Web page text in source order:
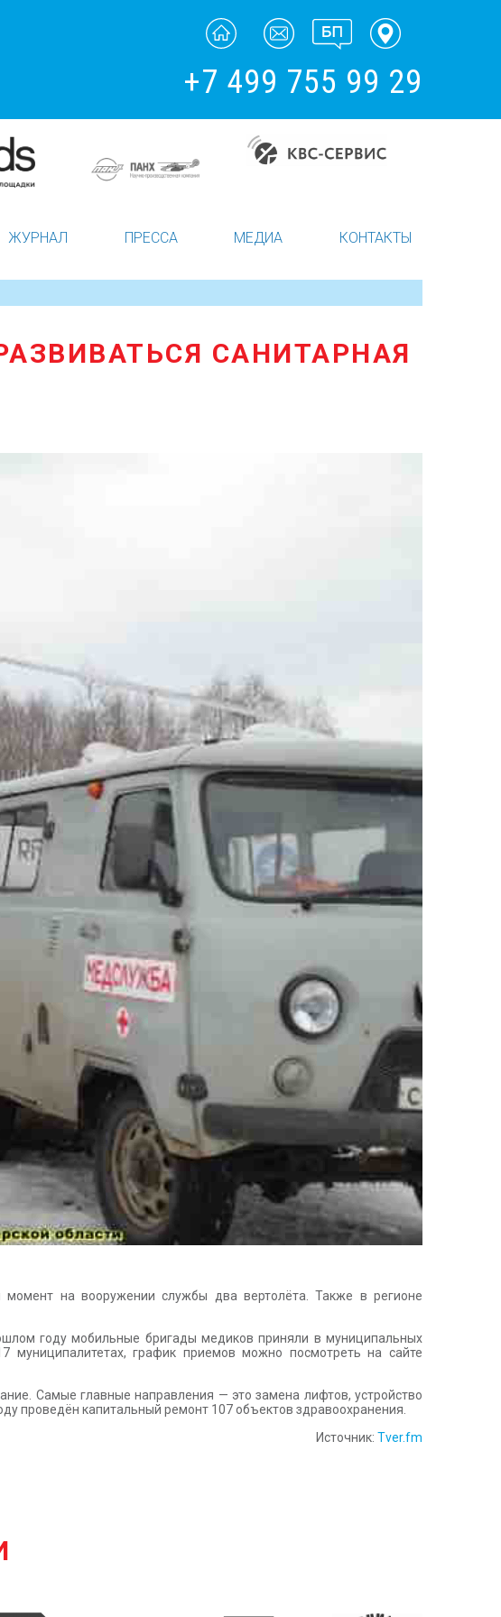
+7 499 755 99 29
ЖУРНАЛ ПРЕССА МЕДИА КОНТАКТЫ
САНИТАРНАЯ
момент на вооружении службы два вертолёта. Также в регионе
году мобильные бригады медиков приняли в муниципальных
график приемов можно посмотреть на сайте
Самые главные направления — это замена лифтов, устройство
проведён капитальный ремонт 107 объектов здравоохранения.
Источник: Tver.fm